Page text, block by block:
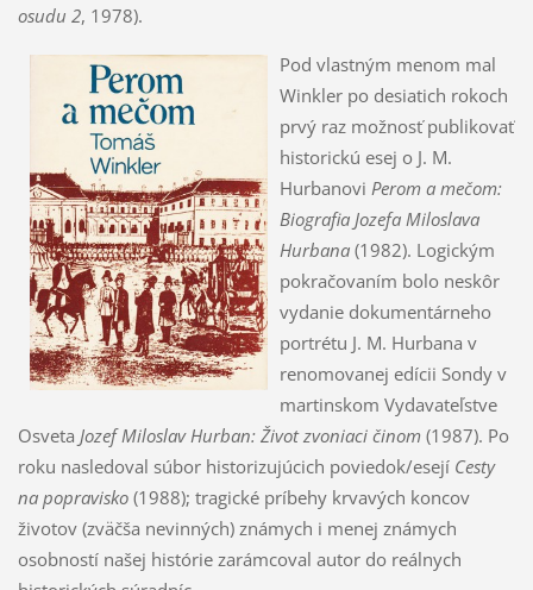
osudu 2, 1978).
Pod vlastným menom mal
Winkler po desiatich rokoch
prvý raz možnosť publikovať
historickú esej o J. M.
Hurbanovi Perom a mečom:
Biografia Jozefa Miloslava
Hurbana (1982). Logickým
pokračovaním bolo neskôr
vydanie dokumentárneho
portrétu J. M. Hurbana v
renomovanej edícii Sondy v
martinskom Vydavateľstve
Osveta Jozef Miloslav Hurban: Život zvoniaci činom (1987). Po
roku nasledoval súbor historizujúcich poviedok/esejí Cesty
na popravisko (1988); tragické príbehy krvavých koncov
životov (zväčša nevinných) známych i menej známych
osobností našej histórie zarámcoval autor do reálnych